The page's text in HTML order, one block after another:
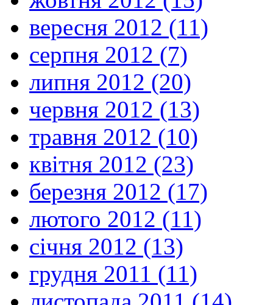
вересня 2012 (11)
серпня 2012 (7)
липня 2012 (20)
червня 2012 (13)
травня 2012 (10)
квітня 2012 (23)
березня 2012 (17)
лютого 2012 (11)
січня 2012 (13)
грудня 2011 (11)